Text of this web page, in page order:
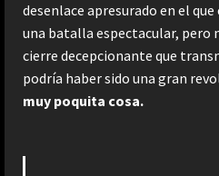
desenlace apresurado en el
una batalla espectacular, pero
cierre decepcionante que
podría haber sido una gran
muy poquita cosa.